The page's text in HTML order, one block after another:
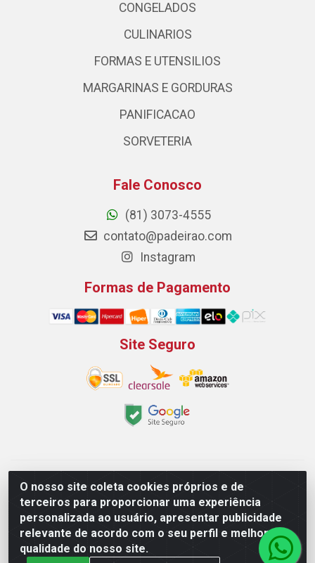
O nosso site coleta cookies próprios e de
terceiros para proporcionar uma experiência
personalizada ao usuário, apresentar publicidade
relevante de acordo com o seu perfil e melhorar a
qualidade do nosso site.
CONGELADOS
CULINARIOS
FORMAS E UTENSILIOS
MARGARINAS E GORDURAS
PANIFICACAO
SORVETERIA
Fale Conosco
(81) 3073-4555
contato@padeirao.com
Instagram
Formas de Pagamento
Site Seguro
Padeirão Comércio de Produtos Para Panificação LTDA -
Rodovia Empresario João Santos Filho, 2425, Gp B1 Bl. 02 -
Muribeca, Jaboatão dos Guararapes/PE - CEP 54.350-100 -
CNPJ 03.042.263/0001-51